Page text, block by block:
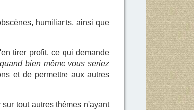
humiliants, ainsi que
tirer profit, ce qui demande
bien même vous seriez
et de permettre aux autres
tout autres thèmes n'ayant